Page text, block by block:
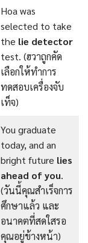
Hoa was
selected to take
the lie detector
test. (ฮวาถูกคัด
เลือกให้ทำการ
ทดสอบเครื่องจับ
เท็จ)
You graduate
today, and an
bright future lies
ahead of you.
(วันนี้คุณสำเร็จการ
ศึกษาแล้ว และ
อนาคตที่สดใสรอ
คุณอยู่ข้างหน้า)